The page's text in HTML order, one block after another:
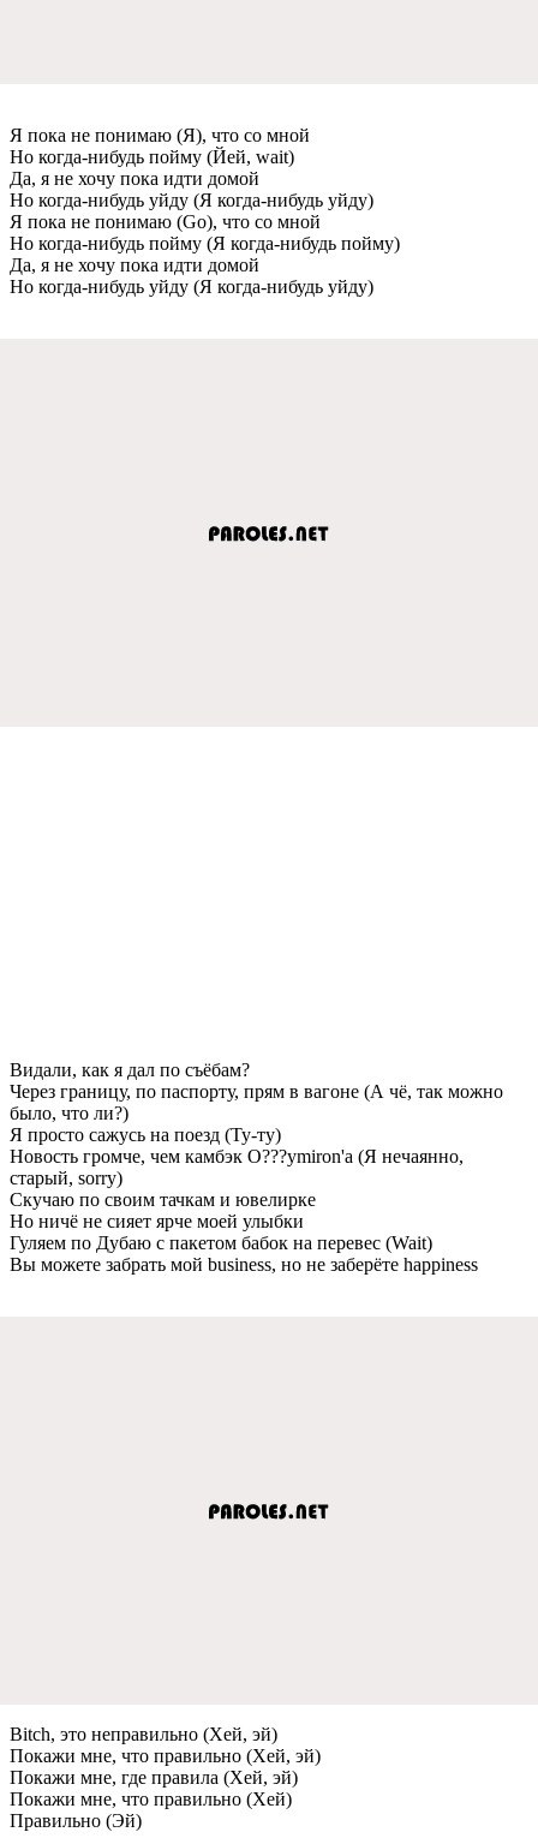
Я пока не понимаю (Я), что со мной
Но когда-нибудь пойму (Йей, wait)
Да, я не хочу пока идти домой
Но когда-нибудь уйду (Я когда-нибудь уйду)
Я пока не понимаю (Go), что со мной
Но когда-нибудь пойму (Я когда-нибудь пойму)
Да, я не хочу пока идти домой
Но когда-нибудь уйду (Я когда-нибудь уйду)
Видали, как я дал по съёбам?
Через границу, по паспорту, прям в вагоне (А чё, так можно
было, что ли?)
Я просто сажусь на поезд (Ту-ту)
Новость громче, чем камбэк O???ymiron'а (Я нечаянно,
старый, sorry)
Скучаю по своим тачкам и ювелирке
Но ничё не сияет ярче моей улыбки
Гуляем по Дубаю с пакетом бабок на перевес (Wait)
Вы можете забрать мой business, но не заберёте happiness
Bitch, это неправильно (Хей, эй)
Покажи мне, что правильно (Хей, эй)
Покажи мне, где правила (Хей, эй)
Покажи мне, что правильно (Хей)
Правильно (Эй)